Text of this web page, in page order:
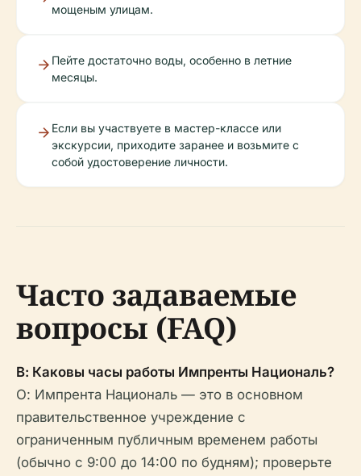
мощеным улицам.
Пейте достаточно воды, особенно в летние
месяцы.
Если вы участвуете в мастер-классе или
экскурсии, приходите заранее и возьмите с
собой удостоверение личности.
Часто задаваемые
вопросы (FAQ)
В: Каковы часы работы Импренты Националь?
О: Импрента Националь — это в основном
правительственное учреждение с
ограниченным публичным временем работы
(обычно с 9:00 до 14:00 по будням); проверьте